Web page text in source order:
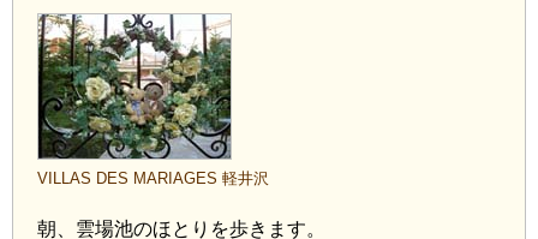
VILLAS DES MARIAGES 軽井沢
朝、雲場池のほとりを歩きます。